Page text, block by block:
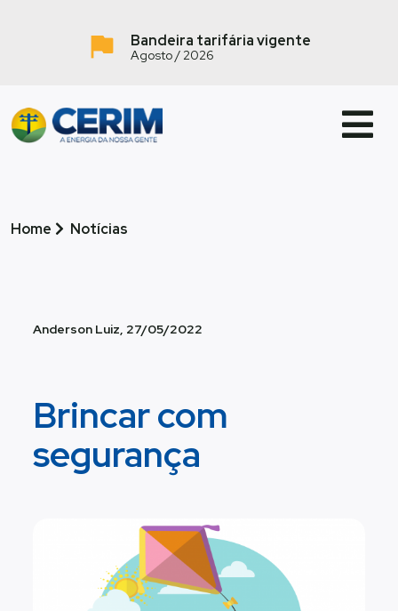
Bandeira tarifária vigente
Agosto / 2026
Home Notícias
Anderson Luiz, 27/05/2022
Brincar com
segurança